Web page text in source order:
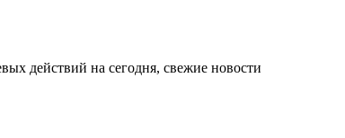
действий на сегодня, свежие новости